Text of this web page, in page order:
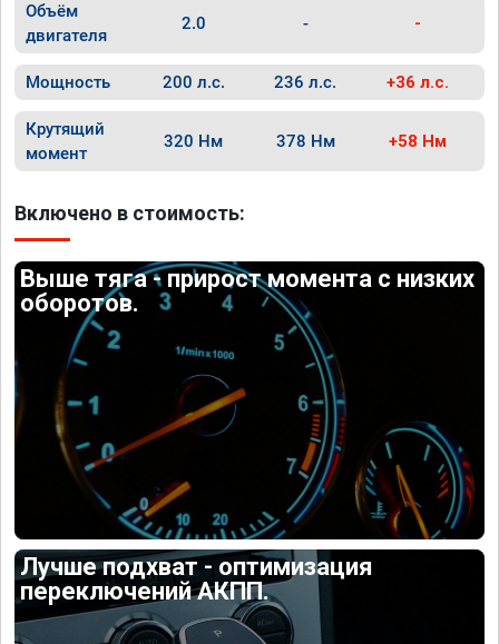
Объём
двигателя
2.0 - -
Мощность 200 л.с. 236 л.с. +36 л.с.
Крутящий
момент
320 Нм 378 Нм +58 Нм
Включено в стоимость:
Выше тяга - прирост момента с низких
оборотов.
Лучше подхват - оптимизация
переключений АКПП.